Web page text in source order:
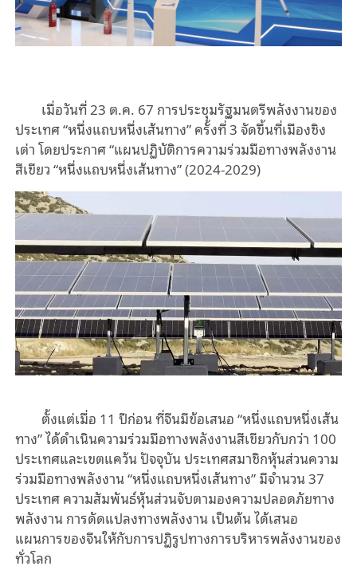
เมื่อวันที่ 23 ต.ค. 67 การประชุมรัฐมนตรีพลังงานของ
ประเทศ “หนึ่งแถบหนึ่งเส้นทาง” ครั้งที่ 3 จัดขึ้นที่เมืองชิง
เต่า โดยประกาศ “แผนปฏิบัติการความร่วมมือทางพลังงาน
สีเขียว “หนึ่งแถบหนึ่งเส้นทาง” (2024-2029)
ตั้งแต่เมื่อ 11 ปีก่อน ที่จีนมีข้อเสนอ “หนึ่งแถบหนึ่งเส้น
ทาง” ได้ดำเนินความร่วมมือทางพลังงานสีเขียวกับกว่า 100
ประเทศและเขตแคว้น ปัจจุบัน ประเทศสมาชิกหุ้นส่วนความ
ร่วมมือทางพลังงาน “หนึ่งแถบหนึ่งเส้นทาง” มีจำนวน 37
ประเทศ ความสัมพันธ์หุ้นส่วนจับตามองความปลอดภัยทาง
พลังงาน การดัดแปลงทางพลังงาน เป็นต้น ได้เสนอ
แผนการของจีนให้กับการปฏิรูปทางการบริหารพลังงานของ
ทั่วโลก